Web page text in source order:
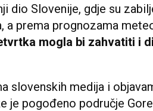
dio Slovenije, gdje su
a prema prognozama
mogla bi zahvatiti i
slovenskih medija i
je pogođeno područje